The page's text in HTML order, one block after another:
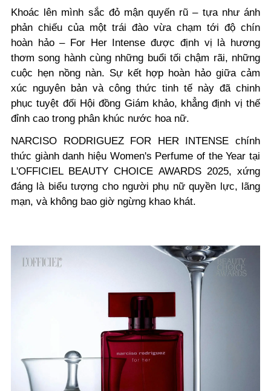
Khoác lên mình sắc đỏ mận quyến rũ – tựa như ánh
phản chiếu của một trái đào vừa chạm tới độ chín
hoàn hảo – For Her Intense được định vị là hương
thơm song hành cùng những buổi tối chậm rãi, những
cuộc hẹn nồng nàn. Sự kết hợp hoàn hảo giữa cảm
xúc nguyên bản và công thức tinh tế này đã chinh
phục tuyệt đối Hội đồng Giám khảo, khẳng định vị thế
đỉnh cao trong phân khúc nước hoa nữ.
NARCISO RODRIGUEZ FOR HER INTENSE chính
thức giành danh hiệu Women's Perfume of the Year tại
L'OFFICIEL BEAUTY CHOICE AWARDS 2025, xứng
đáng là biểu tượng cho người phụ nữ quyền lực, lãng
mạn, và không bao giờ ngừng khao khát.